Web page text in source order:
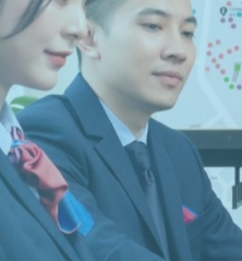
Most Popular
Báo cáo tài chính
Most Popular
Báo cáo tài chính